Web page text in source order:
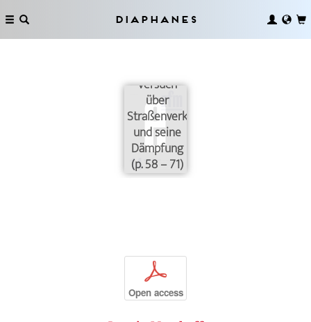
Diaphanes
Versuch
über
Straßenverkehrslärm
und seine
Dämpfung
(p. 58 – 71)
p
Open access